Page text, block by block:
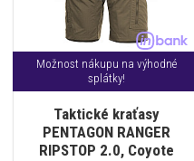
Možnost nákupu na výhodné
splátky!
Taktické kraťasy
PENTAGON RANGER
RIPSTOP 2.0, Coyote